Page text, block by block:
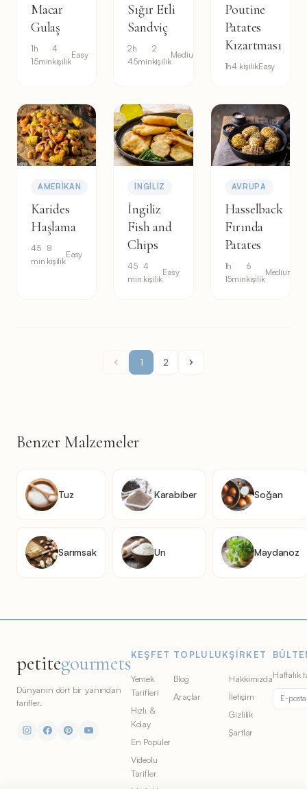
Macar
Gulaş
1h
15min
4
kişilik
Easy
Sığır Etli
Sandviç
2h
45min
2
kişilik
Medium
Poutine
Patates
Kızartması
1h4 kişilikEasy
AMERIKAN
Karides
Haşlama
45
min
8
kişilik
Easy
İNGILIZ
İngiliz
Fish and
Chips
45
min
4
kişilik
Easy
AVRUPA
Hasselback
Fırında
Patates
1h
15min
6
kişilik
Medium
1 2
Benzer Malzemeler
Tuz Karabiber Soğan
Sarımsak Un Maydanoz
petitegourmets
Dünyanın dört bir yanından
tarifler.
KEŞFET
Yemek
Tarifleri
Hızlı &
Kolay
En Popüler
Videolu
Tarifler
TOPLULUK
Blog
Araçlar
ŞIRKET
Hakkımızda
İletişim
Gizlilik
Şartlar
Haftalık